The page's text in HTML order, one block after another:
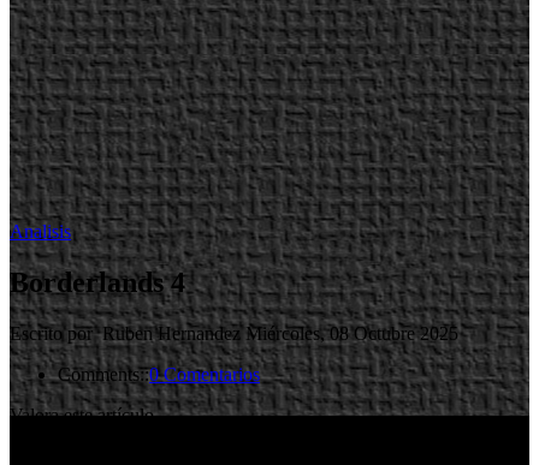
Analisis
Borderlands 4
Escrito por Ruben Hernandez Miércoles, 08 Octubre 2025
Comments::0 Comentarios
Valora este artículo